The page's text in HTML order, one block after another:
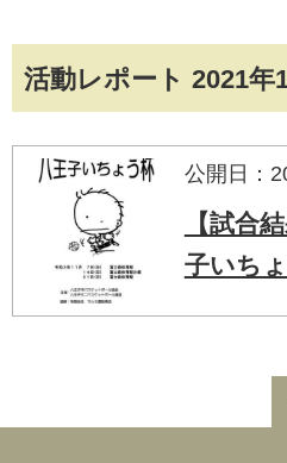
活動レポート 2021年
公開日：
【試合
子いち